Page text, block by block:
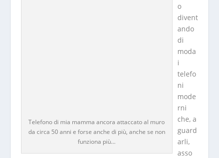
Telefono di mia mamma ancora attaccato al muro
da circa 50 anni e forse anche di più, anche se non
funziona più…
o
divent
ando
di
moda
i
telefo
ni
mode
rni
che, a
guard
arli,
asso